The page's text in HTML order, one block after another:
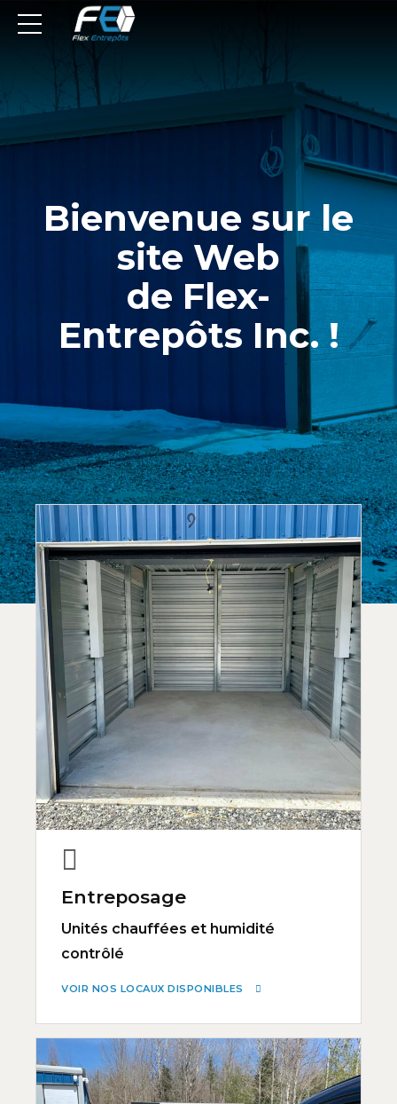
Bienvenue sur le
site Web
de Flex-
Entrepôts Inc. !
Entreposage
Unités chauffées et humidité
contrôlé
VOIR NOS LOCAUX DISPONIBLES